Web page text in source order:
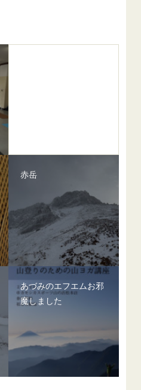
赤岳
あづみのエフエムお邪
魔しました